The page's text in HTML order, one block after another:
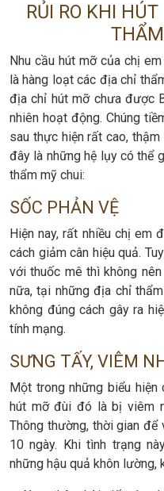
RỦI RO KHI
Nhu cầu hút mỡ của chị
là hàng loạt các địa chỉ
địa chỉ hút mỡ chưa được
nhiên hoạt động. Chúng
sau thực hiện rất cao,
đây là những hệ lụy có thể
thẩm mỹ chui:
SỐC PHẢN VỆ
Hiện nay, rất nhiều chị em
cách giảm cân hiệu quả.
với thuốc mê thì không
nữa, tại những địa chỉ
không đúng cách gây ra
tính mạng.
SƯNG TẤY, VIÊM
Một trong những biểu
hút mỡ đùi đó là bị viêm
Thông thường, thời gian
10 ngày. Khi tình trạng
những hậu quả khôn lường,